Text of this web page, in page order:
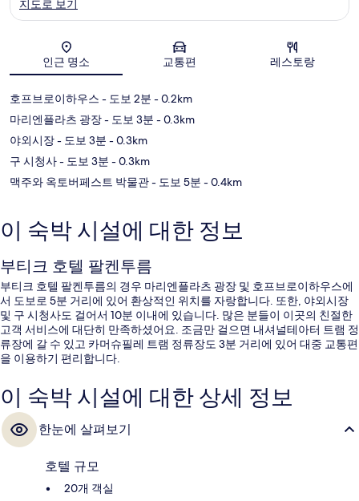
지도
지도로 보기
인근 명소 교통편 레스토랑
호프브로이하우스 - 도보 2분 - 0.2km
마리엔플라츠 광장- 도보 3분 - 0.3km
야외시장- 도보 3분 - 0.3km
구 시청사- 도보 3분 - 0.3km
맥주와 옥토버페스트 박물관- 도보 5분 - 0.4km
이 숙박 시설에 대한 정보
부티크 호텔 팔켄투름
부티크 호텔 팔켄투름의 경우 마리엔플라츠 광장 및 호프브로이하우스에
서 도보로 5분 거리에 있어 환상적인 위치를 자랑합니다. 또한, 야외시장
및 구 시청사도 걸어서 10분 이내에 있습니다. 많은 분들이 이곳의 친절한
고객 서비스에 대단히 만족하셨어요. 조금만 걸으면 내셔널테아터 트램 정
류장에 갈 수 있고 카머슈필레 트램 정류장도 3분 거리에 있어 대중 교통편
을 이용하기 편리합니다.
이 숙박 시설에 대한 상세 정보
한눈에 살펴보기
호텔 규모
20개 객실